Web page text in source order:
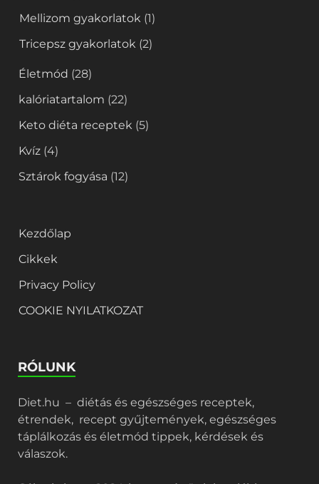
Mellizom gyakorlatok (1)
Tricepsz gyakorlatok (2)
Életmód (28)
kalóriatartalom (22)
Keto diéta receptek (5)
Kvíz (4)
Sztárok fogyása (12)
Kezdőlap
Cikkek
Privacy Policy
COOKIE NYILATKOZAT
RÓLUNK
Diet.hu – diétás és egészséges receptek,
étrendek, recept gyűjtemények, egészséges
táplálkozás és életmód tippek, kérdések és
válaszok.